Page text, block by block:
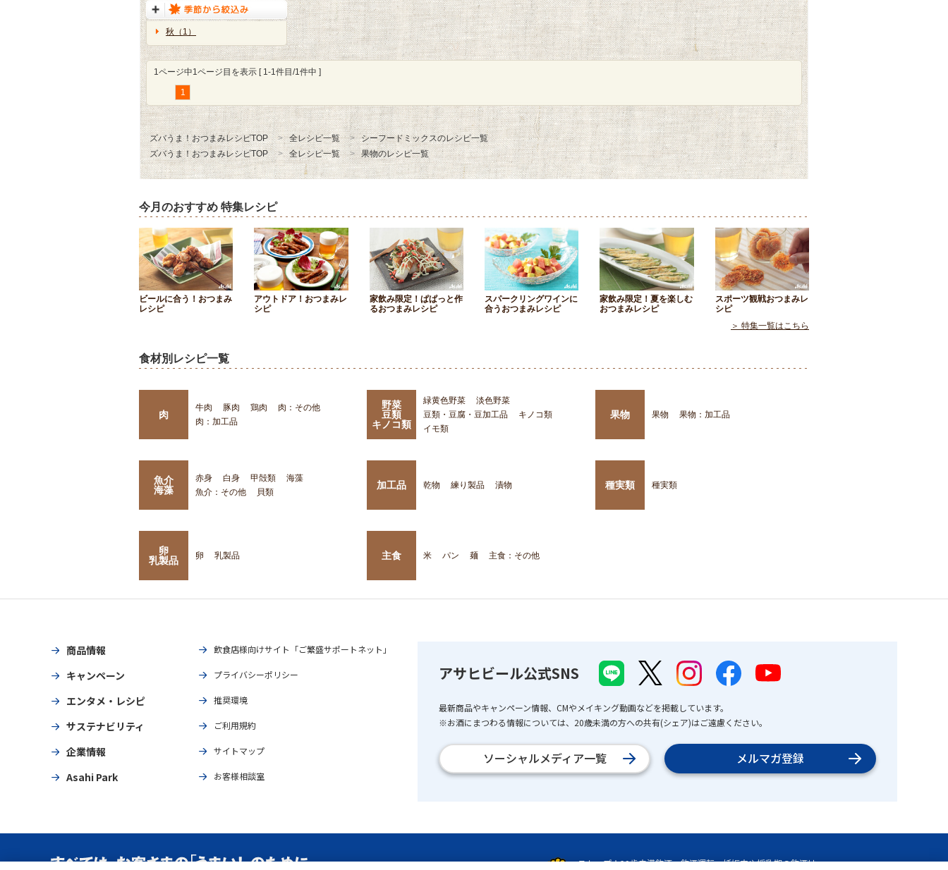
秋（1）
1ページ中1ページ目を表示 [ 1-1件目/1件中 ]
1
ズバうま！おつまみレシピTOP 全レシピ一覧
シーフードミックスのレシピ一覧
ズバうま！おつまみレシピTOP
全レシピ一覧 果物のレシピ一覧
今月のおすすめ 特集レシピ
ビールに合う！おつまみ
レシピ
アウトドア！おつまみレ
シピ
家飲み限定！ぱぱっと作
るおつまみレシピ
スパークリングワインに
合うおつまみレシピ
家飲み限定！夏を楽しむ
おつまみレシピ
スポーツ観戦おつまみレ
シピ
＞ 特集一覧はこちら
食材別レシピ一覧
肉
牛肉 豚肉 鶏肉
肉：その他
肉：加工品
野菜
豆類
キノコ類
緑黄色野菜
淡色野菜
豆類・豆腐・豆加工品
キノコ類
イモ類
果物 果物 果物：加工品
魚介
海藻
赤身 白身 甲殻類
海藻
魚介：その他
貝類
加工品 乾物 練り製品 漬物 種実類 種実類
卵
乳製品
卵 乳製品 主食 米 パン 麺 主食：その他
商品情報
キャンペーン
エンタメ・レシピ
サステナビリティ
企業情報
Asahi Park
飲食店様向けサイト「ご繁盛サポートネット」
プライバシーポリシー
推奨環境
ご利用規約
サイトマップ
お客様相談室
アサヒビール公式SNS
最新商品やキャンペーン情報、CMやメイキング動画などを掲載しています。
※お酒にまつわる情報については、20歳未満の方への共有(シェア)はご遠慮ください。
ソーシャルメディア一覧 メルマガ登録